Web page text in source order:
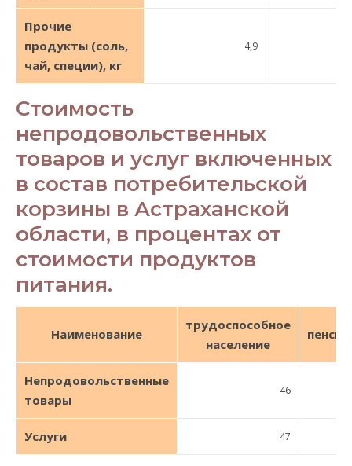
Прочие
продукты (соль,
чай, специи), кг
4,9
Стоимость
непродовольственных
товаров и услуг включенных
в состав потребительской
корзины в Астраханской
области, в процентах от
стоимости продуктов
питания.
Наименование
трудоспособное
население
Непродовольственные
товары
46
Услуги 47